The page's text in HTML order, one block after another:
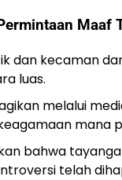
Maaf
dan kecaman
luas.
melalui
mana
bahwa
telah